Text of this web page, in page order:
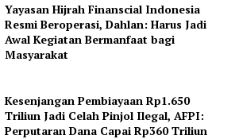
Yayasan Hijrah Finanscial Indonesia
Resmi Beroperasi, Dahlan: Harus Jadi
Awal Kegiatan Bermanfaat bagi
Masyarakat
Kesenjangan Pembiayaan Rp1.650
Triliun Jadi Celah Pinjol Ilegal, AFPI:
Perputaran Dana Capai Rp360 Triliun